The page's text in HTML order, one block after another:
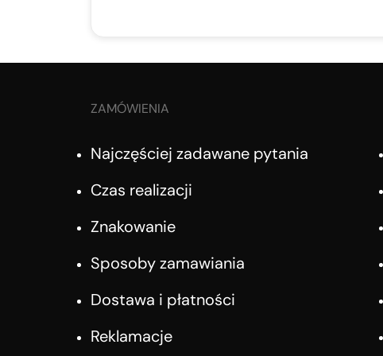
ZAMÓWIENIA
Najczęściej zadawane pytania
Czas realizacji
Znakowanie
Sposoby zamawiania
Dostawa i płatności
Reklamacje